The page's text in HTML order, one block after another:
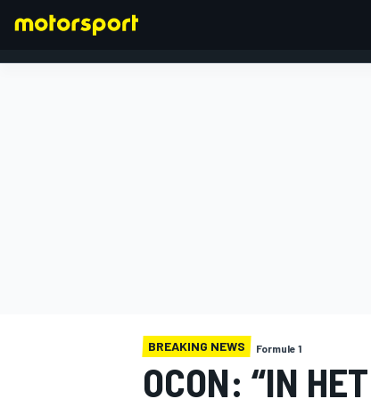
BREAKING NEWS Formule 1
OCON: “IN